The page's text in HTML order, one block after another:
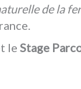
de la
le Stage